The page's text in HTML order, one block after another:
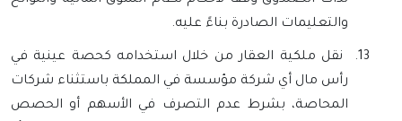
والتعليمات الصادرة بناءً عليه.
13.
نقل ملكية العقار من خلال استخدامه كحصة عينية في
رأس مال أي شركة مؤسسة في المملكة باستثناء شركات
المحاصة، بشرط عدم التصرف في الأسهم أو الحصص